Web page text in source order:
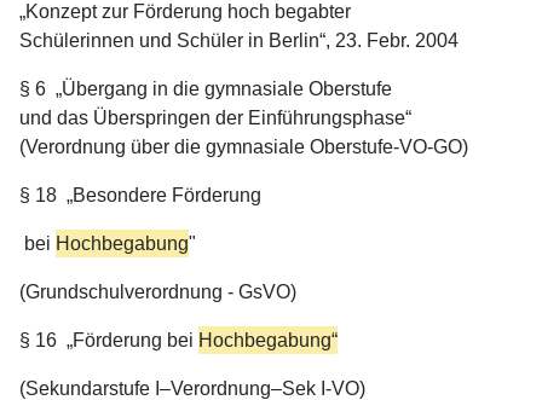
„Konzept zur Förderung hoch begabter
Schülerinnen und Schüler in Berlin“, 23. Febr. 2004
§ 6 „Übergang in die gymnasiale Oberstufe
und das Überspringen der Einführungsphase“
(Verordnung über die gymnasiale Oberstufe-VO-GO)
§ 18 „Besondere Förderung
bei Hochbegabung"
(Grundschulverordnung - GsVO)
§ 16 „Förderung bei Hochbegabung“
(Sekundarstufe I–Verordnung–Sek I-VO)